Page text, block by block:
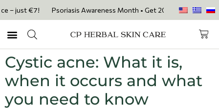
Psoriasis Awareness Month • Get 20% OFF with code
Cystic acne: What it is,
when it occurs and what
you need to know